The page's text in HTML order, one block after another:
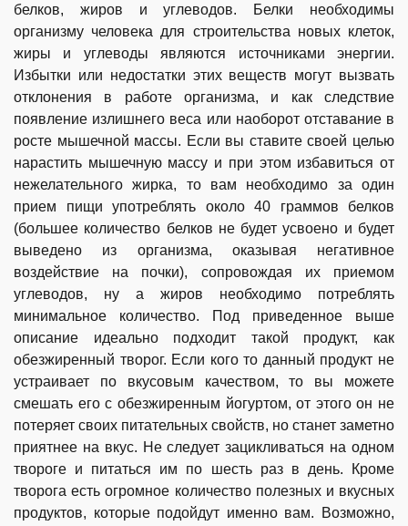
белков, жиров и углеводов. Белки необходимы
организму человека для строительства новых клеток,
жиры и углеводы являются источниками энергии.
Избытки или недостатки этих веществ могут вызвать
отклонения в работе организма, и как следствие
появление излишнего веса или наоборот отставание в
росте мышечной массы. Если вы ставите своей целью
нарастить мышечную массу и при этом избавиться от
нежелательного жирка, то вам необходимо за один
прием пищи употреблять около 40 граммов белков
(большее количество белков не будет усвоено и будет
выведено из организма, оказывая негативное
воздействие на почки), сопровождая их приемом
углеводов, ну а жиров необходимо потреблять
минимальное количество. Под приведенное выше
описание идеально подходит такой продукт, как
обезжиренный творог. Если кого то данный продукт не
устраивает по вкусовым качеством, то вы можете
смешать его с обезжиренным йогуртом, от этого он не
потеряет своих питательных свойств, но станет заметно
приятнее на вкус. Не следует зацикливаться на одном
твороге и питаться им по шесть раз в день. Кроме
творога есть огромное количество полезных и вкусных
продуктов, которые подойдут именно вам. Возможно,